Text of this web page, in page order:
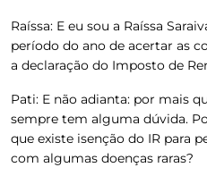
Raíssa: E eu sou a Raíssa
período do ano de acertar as
a declaração do Imposto de
Pati: E não adianta: por mais
sempre tem alguma dúvida.
que existe isenção do IR para
com algumas doenças raras?